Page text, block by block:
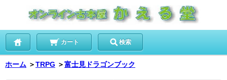
カート 検索
ホーム ＞TRPG ＞富士見ドラゴンブック